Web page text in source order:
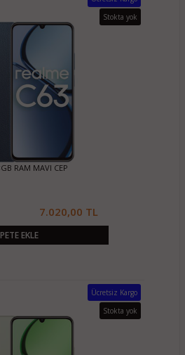
Stokta yok
RAM MAVI CEP
7.020,00 TL
EKLE
Ücretsiz Kargo
Stokta yok